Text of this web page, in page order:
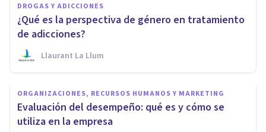
DROGAS Y ADICCIONES
¿Qué es la perspectiva de género en tratamiento
de adicciones?
Llaurant La Llum
ORGANIZACIONES, RECURSOS HUMANOS Y MARKETING
Evaluación del desempeño: qué es y cómo se
utiliza en la empresa